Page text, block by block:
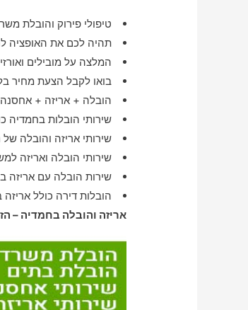
טיפולי פירוק והובלת
תהיה לכם את האופציה
המלצה על מובילים
בואו לקבל הצעת מחיר
הובלה + אריזה +
שירותי הובלות בחמדיה
שירותי אריזה והובלה
שירותי הובלה ואריזה
שירות הובלה עם אריזה
הובלות דירה כולל
אריזה והובלה בחמדיה –